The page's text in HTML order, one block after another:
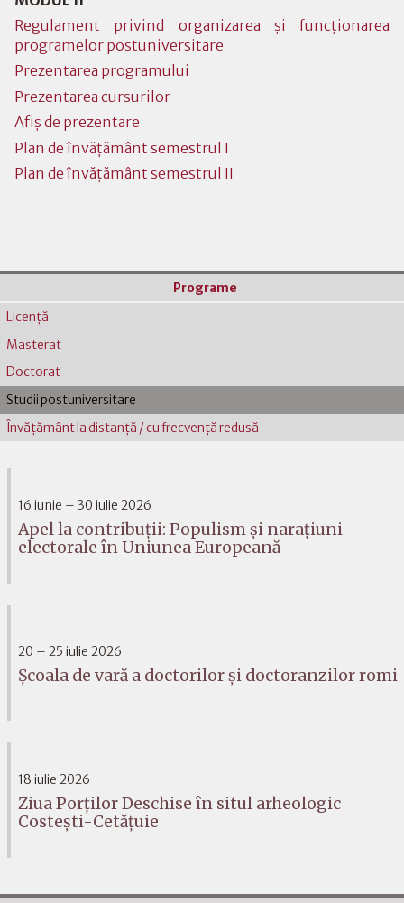
Regulament privind organizarea și funcționarea
programelor postuniversitare
Prezentarea programului
Prezentarea cursurilor
Afiș de prezentare
Plan de învățământ semestrul I
Plan de învățământ semestrul II
Programe
Licenţă
Masterat
Doctorat
Studii postuniversitare
Învăţământ la distanţă / cu frecvenţă redusă
16 iunie – 30 iulie 2026
Apel la contribuții: Populism și narațiuni
electorale în Uniunea Europeană
20 – 25 iulie 2026
Școala de vară a doctorilor și doctoranzilor romi
18 iulie 2026
Ziua Porților Deschise în situl arheologic
Costești-Cetățuie